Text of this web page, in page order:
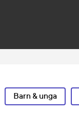
Barn & unga